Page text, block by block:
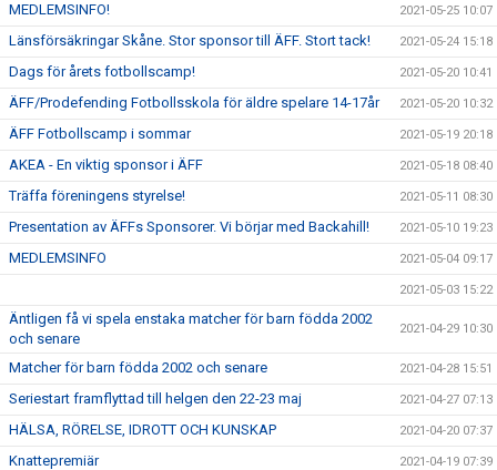
MEDLEMSINFO! 2021-05-25 10:07
Länsförsäkringar Skåne. Stor sponsor till ÄFF. Stort tack! 2021-05-24 15:18
Dags för årets fotbollscamp! 2021-05-20 10:41
ÄFF/Prodefending Fotbollsskola för äldre spelare 14-17år 2021-05-20 10:32
ÄFF Fotbollscamp i sommar 2021-05-19 20:18
AKEA - En viktig sponsor i ÄFF 2021-05-18 08:40
Träffa föreningens styrelse! 2021-05-11 08:30
Presentation av ÄFFs Sponsorer. Vi börjar med Backahill! 2021-05-10 19:23
MEDLEMSINFO 2021-05-04 09:17
2021-05-03 15:22
Äntligen få vi spela enstaka matcher för barn födda 2002
och senare
2021-04-29 10:30
Matcher för barn födda 2002 och senare 2021-04-28 15:51
Seriestart framflyttad till helgen den 22-23 maj 2021-04-27 07:13
HÄLSA, RÖRELSE, IDROTT OCH KUNSKAP 2021-04-20 07:37
Knattepremiär 2021-04-19 07:39